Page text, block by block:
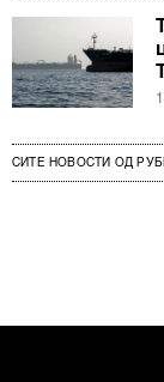
СИТЕ НОВОСТИ ОД